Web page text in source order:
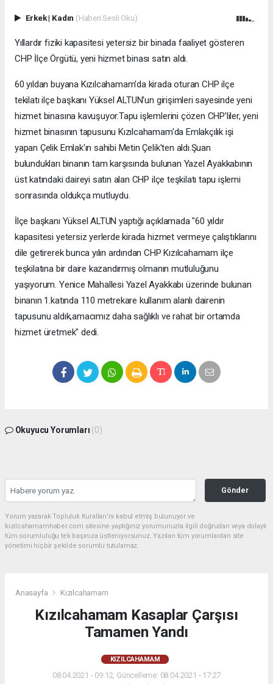
Erkek| Kadın (Haberi Sesli Oku)
Yıllardır fiziki kapasitesi yetersiz bir binada faaliyet gösteren
CHP İlçe Örgütü, yeni hizmet binası satın aldı.
60 yıldan buyana Kızılcahamam'da kirada oturan CHP ilçe
tekilatı ilçe başkanı Yüksel ALTUN'un girişimleri sayesinde yeni
hizmet binasına kavuşuyor.Tapu işlemlerini çözen CHP’liler, yeni
hizmet binasının tapusunu Kızılcahamam'da Emlakçılık işi
yapan Çelik Emlak'ın sahibi Metin Çelik'ten aldı.Şuan
bulundukları binanın tam karşısında bulunan Yazel Ayakkabının
üst katındaki daireyi satın alan CHP ilçe teşkilatı tapu işlemi
sonrasında oldukça mutluydu.
İlçe başkanı Yüksel ALTUN yaptığı açıklamada "60 yıldır
kapasitesi yetersiz yerlerde kirada hizmet vermeye çalıştıklarını
dile getirerek bunca yılın ardından CHP Kızılcahamam ilçe
teşkilatına bir daire kazandırmış olmanın mutluluğunu
yaşıyorum. Yenice Mahallesi Yazel Ayakkabı üzerinde bulunan
binanın 1.katında 110 metrekare kullanım alanlı dairenin
tapusunu aldık,amacımız daha sağlıklı ve rahat bir ortamda
hizmet üretmek" dedi.
Okuyucu Yorumları (0)
Gönder
Yorum yazarak Topluluk Kuralları’nı kabul etmiş bulunuyor ve
kizilcahamamhaber.com sitesine yaptığınız yorumunuzla ilgili doğrudan veya dolaylı
tüm sorumluluğu tek başınıza üstleniyorsunuz. Yazılan tüm yorumlardan site
yönetimi hiçbir şekilde sorumlu tutulamaz.
Anasayfa Kızılcahamam
Kızılcahamam Kasaplar Çarşısı
Tamamen Yandı
KIZILCAHAMAM
08.04.2021 - 09:12, Güncelleme: 08.04.2021 - 17:27